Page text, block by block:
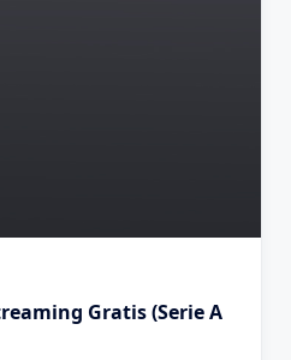
Gratis (Serie A